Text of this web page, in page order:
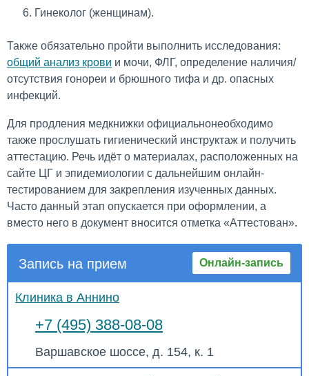
Гинеколог (женщинам).
Также обязательно пройти выполнить исследования:
общий анализ крови и мочи, ФЛГ, определение наличия/
отсутствия гонореи и брюшного тифа и др. опасных
инфекций.
Для продления медкнижки официальнонеобходимо
также прослушать гигиенический инструктаж и получить
аттестацию. Речь идёт о материалах, расположенных на
сайте ЦГ и эпидемиологии с дальнейшим онлайн-
тестированием для закрепления изученных данных.
Часто данный этап опускается при оформлении, а
вместо него в документ вносится отметка «Аттестован».
Запись на прием Онлайн-запись
Клиника в Аннино
+7 (495) 388-08-08
Варшавское шоссе, д. 154, к. 1